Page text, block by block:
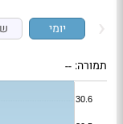
יומי
תמורה: --